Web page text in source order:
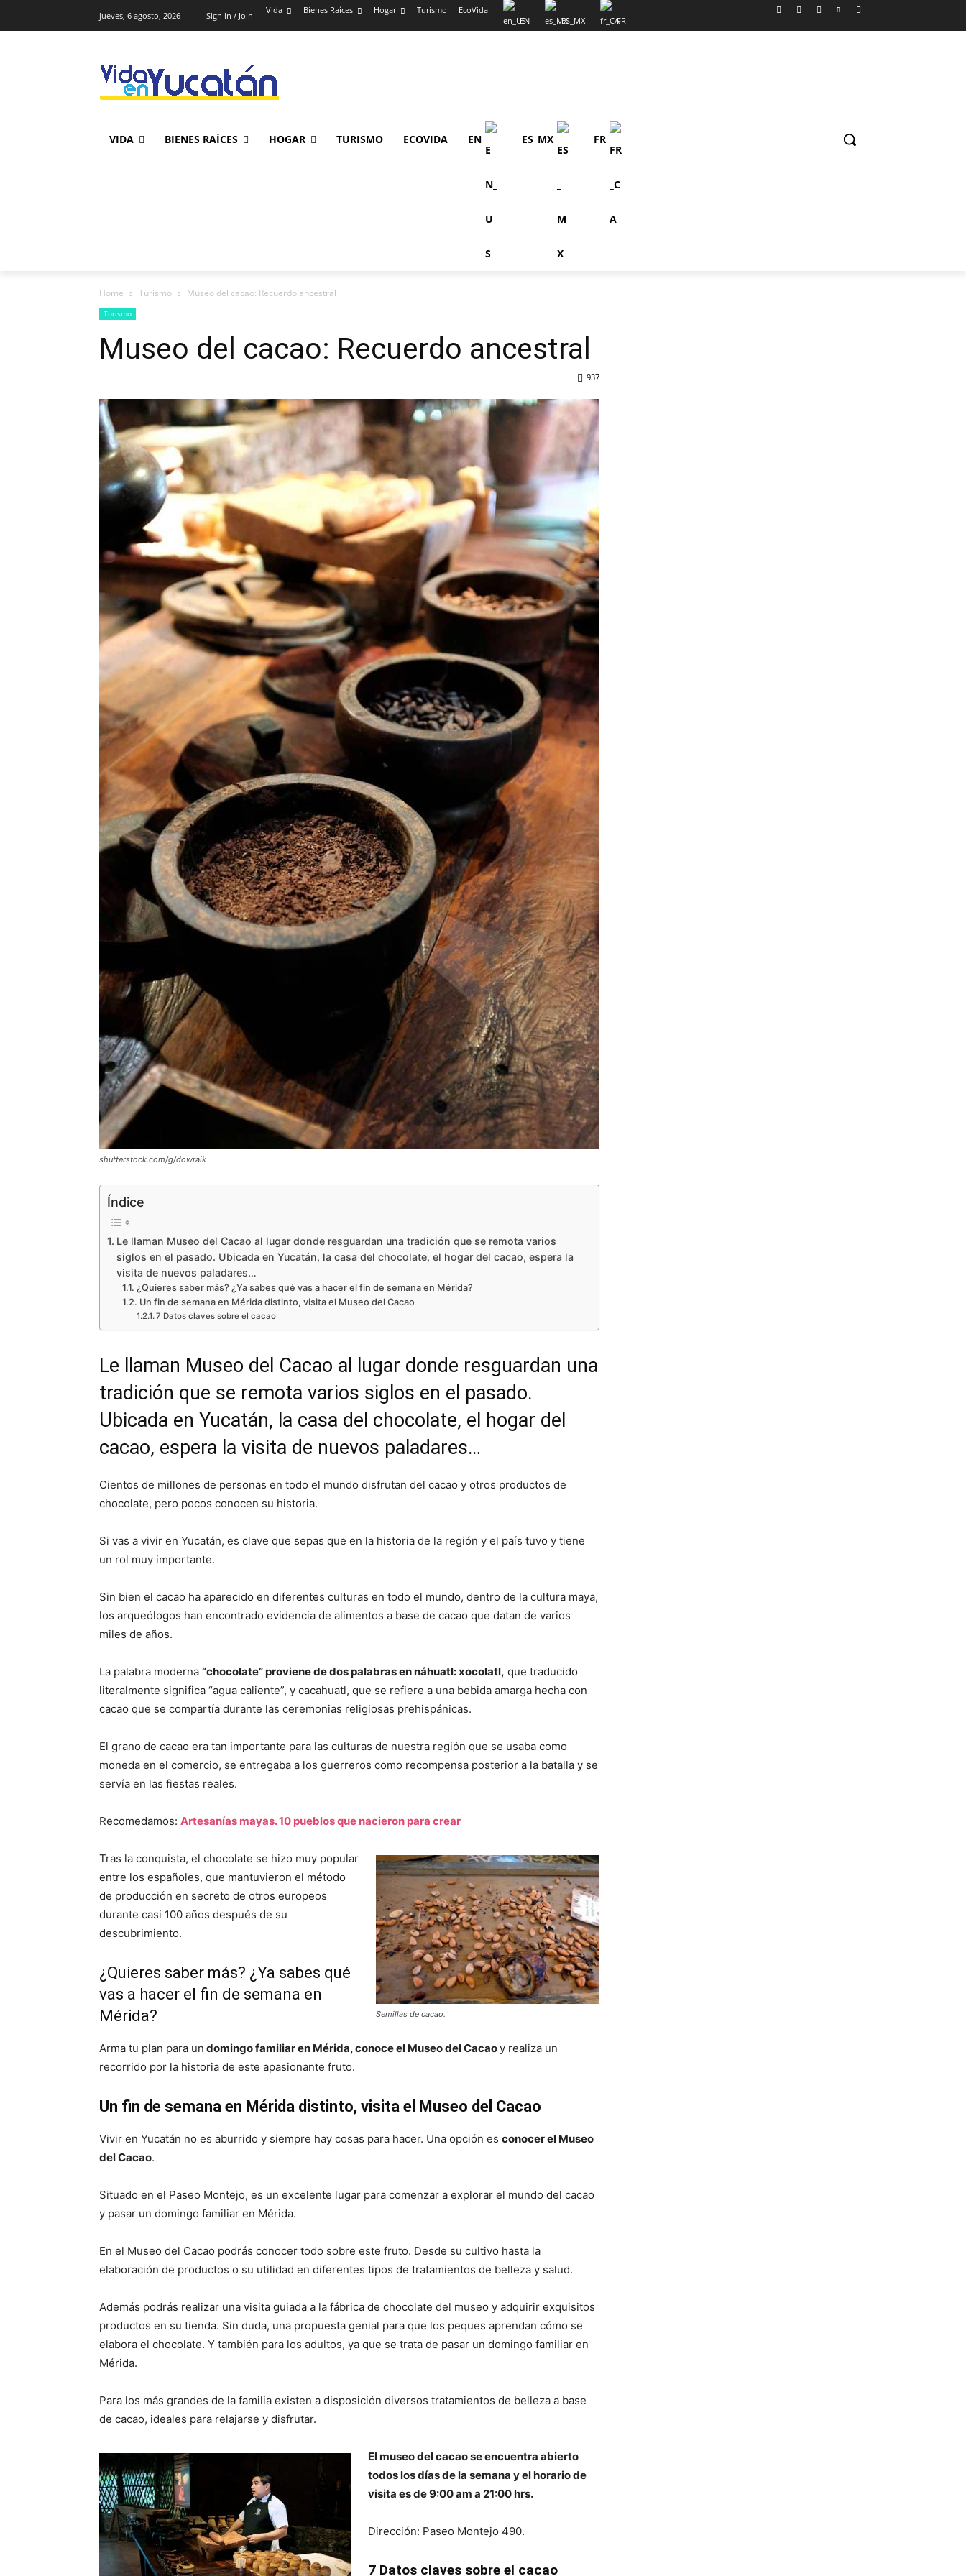
jueves, 6 agosto, 2026 Sign in / Join Vida Bienes Raíces Hogar Turismo
EcoVida
EN
ES_MX FR
VIDA BIENES RAÍCES HOGAR TURISMO ECOVIDA EN ES_MX FR
Home Turismo Museo del cacao: Recuerdo ancestral
Turismo
Museo del cacao: Recuerdo ancestral
937
shutterstock.com/g/dowraik
Índice
Le llaman Museo del Cacao al lugar donde resguardan una tradición que se remota varios
siglos en el pasado. Ubicada en Yucatán, la casa del chocolate, el hogar del cacao, espera la
visita de nuevos paladares…
¿Quieres saber más? ¿Ya sabes qué vas a hacer el fin de semana en Mérida?
Un fin de semana en Mérida distinto, visita el Museo del Cacao
7 Datos claves sobre el cacao
Le llaman Museo del Cacao al lugar donde resguardan una
tradición que se remota varios siglos en el pasado.
Ubicada en Yucatán, la casa del chocolate, el hogar del
cacao, espera la visita de nuevos paladares…
Cientos de millones de personas en todo el mundo disfrutan del cacao y otros productos de
chocolate, pero pocos conocen su historia.
Si vas a vivir en Yucatán, es clave que sepas que en la historia de la región y el país tuvo y tiene
un rol muy importante.
Sin bien el cacao ha aparecido en diferentes culturas en todo el mundo, dentro de la cultura maya,
los arqueólogos han encontrado evidencia de alimentos a base de cacao que datan de varios
miles de años.
La palabra moderna “chocolate” proviene de dos palabras en náhuatl: xocolatl, que traducido
literalmente significa “agua caliente”, y cacahuatl, que se refiere a una bebida amarga hecha con
cacao que se compartía durante las ceremonias religiosas prehispánicas.
El grano de cacao era tan importante para las culturas de nuestra región que se usaba como
moneda en el comercio, se entregaba a los guerreros como recompensa posterior a la batalla y se
servía en las fiestas reales.
Recomedamos: Artesanías mayas. 10 pueblos que nacieron para crear
Semillas de cacao.
Tras la conquista, el chocolate se hizo muy popular
entre los españoles, que mantuvieron el método
de producción en secreto de otros europeos
durante casi 100 años después de su
descubrimiento.
¿Quieres saber más? ¿Ya sabes qué
vas a hacer el fin de semana en
Mérida?
Arma tu plan para un domingo familiar en Mérida, conoce el Museo del Cacaoy realiza un
recorrido por la historia de este apasionante fruto.
Un fin de semana en Mérida distinto, visita el Museo del Cacao
Vivir en Yucatán no es aburrido y siempre hay cosas para hacer. Una opción es conocer el Museo
del Cacao.
Situado en el Paseo Montejo, es un excelente lugar para comenzar a explorar el mundo del cacao
y pasar un domingo familiar en Mérida.
En el Museo del Cacao podrás conocer todo sobre este fruto. Desde su cultivo hasta la
elaboración de productos o su utilidad en diferentes tipos de tratamientos de belleza y salud.
Además podrás realizar una visita guiada a la fábrica de chocolate del museo y adquirir exquisitos
productos en su tienda. Sin duda, una propuesta genial para que los peques aprendan cómo se
elabora el chocolate. Y también para los adultos, ya que se trata de pasar un domingo familiar en
Mérida.
Para los más grandes de la familia existen a disposición diversos tratamientos de belleza a base
de cacao, ideales para relajarse y disfrutar.
El museo del cacao se encuentra abierto
todos los días de la semana y el horario de
visita es de 9:00 am a 21:00 hrs.
Dirección: Paseo Montejo 490.
7 Datos claves sobre el cacao